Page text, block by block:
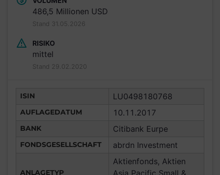
486,5 Millionen USD
Stand 31.05.2026
RISIKO
mittel
Stand 29.02.2020
ISIN LU0498180768
AUFLAGEDATUM 10.11.2017
BANK Citibank Eurpe
FONDSGESELLSCHAFT abrdn Investment
ANLAGETYP
Aktienfonds, Aktien